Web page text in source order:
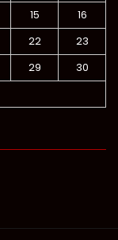
15
16
22
23
29
30